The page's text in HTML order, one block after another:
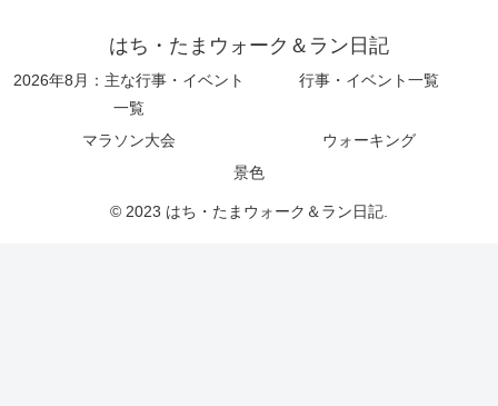
はち・たまウォーク＆ラン日記
2026年8月：主な行事・イベント
一覧
行事・イベント一覧
マラソン大会
ウォーキング
景色
© 2023 はち・たまウォーク＆ラン日記.